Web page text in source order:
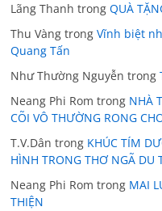
Lãng Thanh trongQUÀ
Thu Vàng trongVĩnh biệt
Quang Tấn
Như Thường Nguyễn trong
Neang Phi Rom trong NHÀ
CÕI VÔ THƯỜNG RONG
T.V.Dân trong KHÚC TÍM
HÌNH TRONG THƠ NGÃ DU
Neang Phi Rom trong MAI
THIỆN